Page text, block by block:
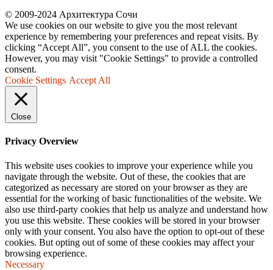
© 2009-2024 Архитектура Сочи
We use cookies on our website to give you the most relevant
experience by remembering your preferences and repeat visits. By
clicking “Accept All”, you consent to the use of ALL the cookies.
However, you may visit "Cookie Settings" to provide a controlled
consent.
Cookie Settings Accept All
Close
Privacy Overview
This website uses cookies to improve your experience while you
navigate through the website. Out of these, the cookies that are
categorized as necessary are stored on your browser as they are
essential for the working of basic functionalities of the website. We
also use third-party cookies that help us analyze and understand how
you use this website. These cookies will be stored in your browser
only with your consent. You also have the option to opt-out of these
cookies. But opting out of some of these cookies may affect your
browsing experience.
Necessary